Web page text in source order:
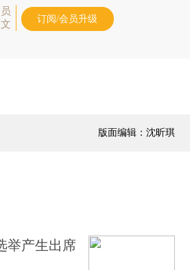
订阅/会员升级
版面编辑：沈昕琪
举产生出席